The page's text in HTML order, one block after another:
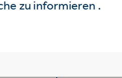
zu informieren .